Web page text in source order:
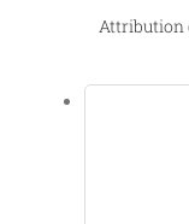
Attribution